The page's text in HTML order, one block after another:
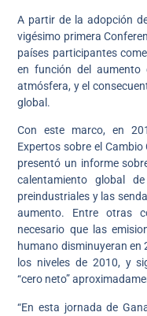
A partir de la adopción
vigésimo primera
países participantes
en función del aumento
atmósfera, y el
global.
Con este marco, en
Expertos sobre el
presentó un informe
calentamiento global
preindustriales y las
aumento. Entre otras
necesario que las
humano disminuyeran en
los niveles de 2010, y
“cero neto”
“En esta jornada de